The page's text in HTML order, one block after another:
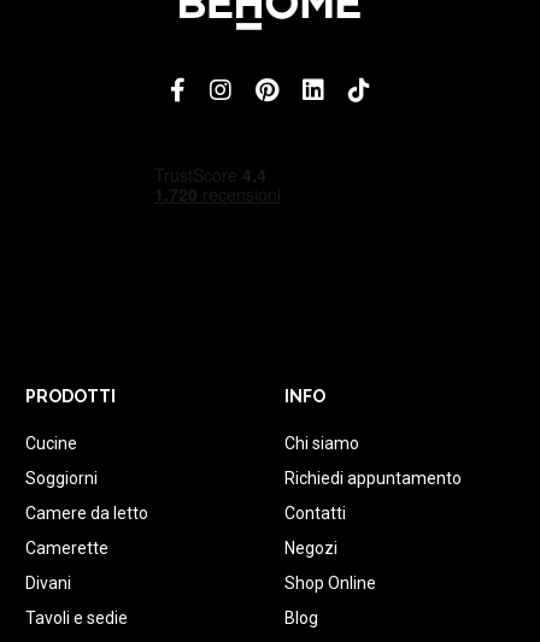
PRODOTTI
Cucine
Soggiorni
Camere da letto
Camerette
Divani
Tavoli e sedie
INFO
Chi siamo
Richiedi appuntamento
Contatti
Negozi
Shop Online
Blog